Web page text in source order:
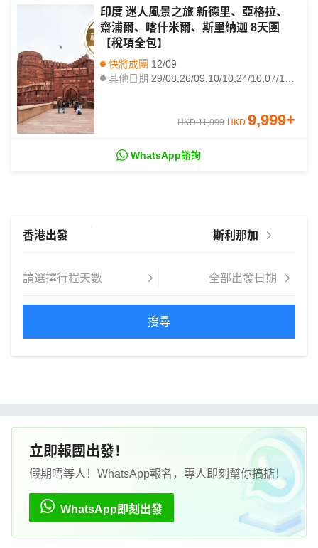
印度 迷人風景之旅 新德里、亞格拉、
齋浦爾、喀什米爾、斯里納迦 8天團
【稅項全包】
快將成團 12/09
其他日期 29/08,26/09,10/10,24/10,07/11,21/11,05/12,19/12,02/01,09/01,16/01,23/01,30/01,06/02,13/02,20/02,27/02,06/03,13/03,20/03
HKD 11,999 HKD 9,999+
WhatsApp諮詢
搜尋
立即報團出發！
假期唔等人！WhatsApp報名，專人即刻幫你搞掂！
WhatsApp即刻出發